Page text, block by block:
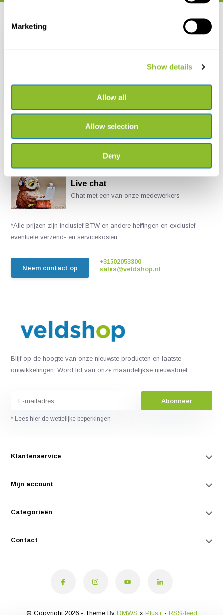
Marketing
Show details
Allow all
Allow selection
Deny
Fenix HP30R - V2.0
€ 219,95
Live chat
Chat met een van onze medewerkers
*Alle prijzen zijn inclusief BTW en andere heffingen en exclusief
eventuele verzend- en servicekosten
Neem contact op
+31502053300
sales@veldshop.nl
Blijf op de hoogte van onze nieuwste producten en laatste
ontwikkelingen. Word lid van onze maandelijkse nieuwsbrief:
Abonneer
* Lees hier de wettelijke beperkingen
Klantenservice
Mijn account
Categorieën
Contact
© Copyright 2026 - Theme By DMWS x Plus+- RSS-feed